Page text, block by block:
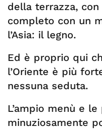
della terrazza,
completo con un
l’Asia: il legno.
Ed è proprio qui
l’Oriente è più
nessuna seduta.
L’ampio menù e
minuziosamente